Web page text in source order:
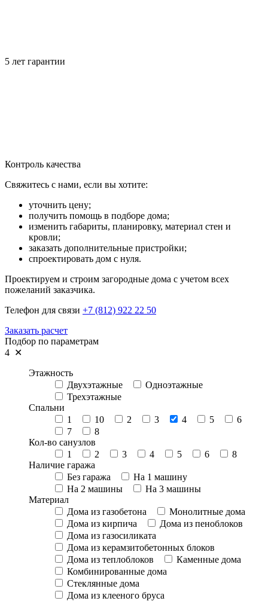
5 лет гарантии
Контроль качества
Свяжитесь с нами, если вы хотите:
уточнить цену;
получить помощь в подборе дома;
изменить габариты, планировку, материал стен и
кровли;
заказать дополнительные пристройки;
спроектировать дом с нуля.
Проектируем и строим загородные дома с учетом всех
пожеланий заказчика.
Телефон для связи +7 (812) 922 22 50
Заказать расчет
Подбор по параметрам
4 ✕
Этажность
Двухэтажные
Одноэтажные
Трехэтажные
Спальни
1
10 2 3 4 5
6
7
8
Кол-во санузлов
1
2 3 4 5 6
8
Наличие гаража
Без гаража
На 1 машину
На 2 машины
На 3 машины
Материал
Дома из газобетона
Монолитные дома
Дома из кирпича
Дома из пеноблоков
Дома из газосиликата
Дома из керамзитобетонных блоков
Дома из теплоблоков
Каменные дома
Комбинированные дома
Стеклянные дома
Дома из клееного бруса